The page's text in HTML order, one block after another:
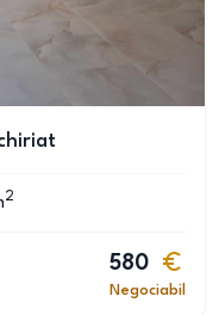
2
580
Negociabil